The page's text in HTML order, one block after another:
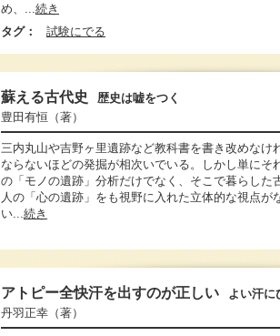
め、...続き
タグ： 試験にでる
蘇える古代史
歴史は嘘をつく
豊田有恒 （著）
三内丸山や吉野ヶ里遺跡など教科書を書き改めなけ
ならないほどの発掘が相次いでいる。しかし単にそ
の「モノの遺跡」分析だけでなく、そこで暮らした
人の「心の遺跡」をも視野に入れた立体的な視点が
い...続き
アトピー全快汗を出すのが正しい
よい汗に
丹羽正幸 （著）